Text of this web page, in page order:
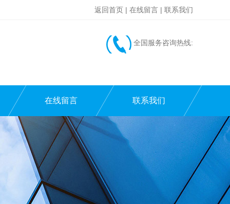
返回首页 | 在线留言 | 联系我们
全国服务咨询热线:
在线留言 联系我们